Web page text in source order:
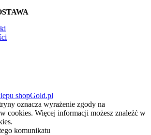
shopGold.pl
oznacza wyrażenie zgody na
cookies. Więcej informacji możesz znaleźć w
komunikatu